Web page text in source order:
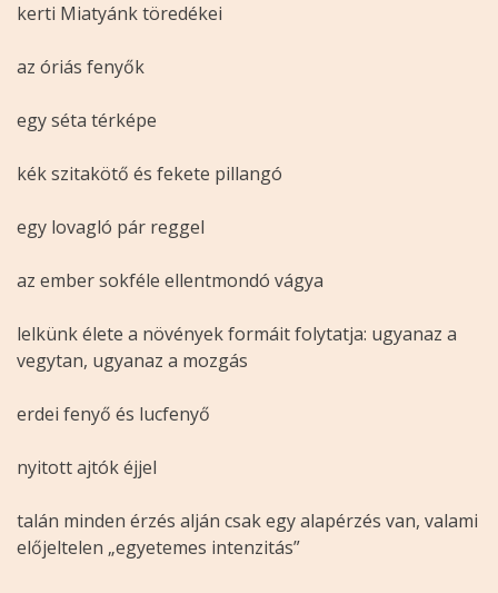
kerti Miatyánk töredékei
az óriás fenyők
egy séta térképe
kék szitakötő és fekete pillangó
egy lovagló pár reggel
az ember sokféle ellentmondó vágya
lelkünk élete a növények formáit folytatja: ugyanaz a
vegytan, ugyanaz a mozgás
erdei fenyő és lucfenyő
nyitott ajtók éjjel
talán minden érzés alján csak egy alapérzés van, valami
előjeltelen „egyetemes intenzitás”